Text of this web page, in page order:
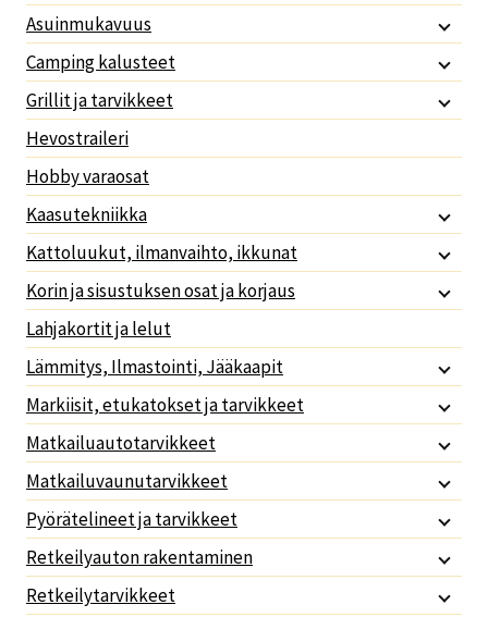
Asuinmukavuus
Camping kalusteet
Grillit ja tarvikkeet
Hevostraileri
Hobby varaosat
Kaasutekniikka
Kattoluukut, ilmanvaihto, ikkunat
Korin ja sisustuksen osat ja korjaus
Lahjakortit ja lelut
Lämmitys, Ilmastointi, Jääkaapit
Markiisit, etukatokset ja tarvikkeet
Matkailuautotarvikkeet
Matkailuvaunutarvikkeet
Pyörätelineet ja tarvikkeet
Retkeilyauton rakentaminen
Retkeilytarvikkeet